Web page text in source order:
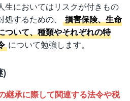
生においてはリスクが付きもの
するための、
損害保険、生命
ついて、種類やそれぞれの特
について勉強します。
)
継承に際して関連する法令や税